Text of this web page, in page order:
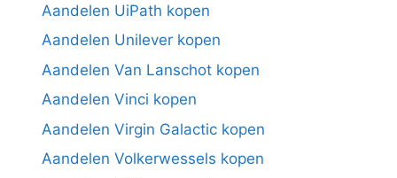
Aandelen UiPath kopen
Aandelen Unilever kopen
Aandelen Van Lanschot kopen
Aandelen Vinci kopen
Aandelen Virgin Galactic kopen
Aandelen Volkerwessels kopen